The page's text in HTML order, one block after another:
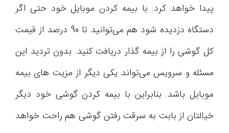
پیدا خواهد کرد. با بیمه کردن موبایل خود حتی اگر
دستگاه دزدیده شود هم می‌توانید تا 90 درصد از قیمت
کل گوشی را از بیمه گذار دریافت کنید. بدون تردید این
مسئله و سرویس می‌تواند یکی دیگر از مزیت های بیمه
موبایل باشد. بنابراین با بیمه کردن گوشی خود دیگر
خیالتان از بابت به سرقت رفتن گوشی هم راحت خواهد